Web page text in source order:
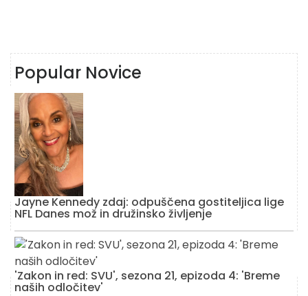
Popular Novice
Jayne Kennedy zdaj: odpuščena gostiteljica lige
NFL Danes mož in družinsko življenje
'Zakon in red: SVU', sezona 21, epizoda 4: 'Breme
naših odločitev'